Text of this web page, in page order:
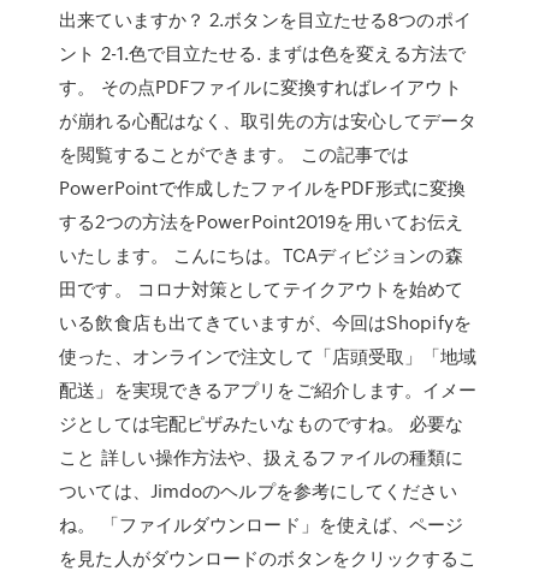
出来ていますか？ 2.ボタンを目立たせる8つのポイ
ント 2-1.色で目立たせる. まずは色を変える方法で
す。 その点PDFファイルに変換すればレイアウト
が崩れる心配はなく、取引先の方は安心してデータ
を閲覧することができます。 この記事では
PowerPointで作成したファイルをPDF形式に変換
する2つの方法をPowerPoint2019を用いてお伝え
いたします。 こんにちは。TCAディビジョンの森
田です。 コロナ対策としてテイクアウトを始めて
いる飲食店も出てきていますが、今回はShopifyを
使った、オンラインで注文して「店頭受取」「地域
配送」を実現できるアプリをご紹介します。イメー
ジとしては宅配ピザみたいなものですね。 必要な
こと 詳しい操作方法や、扱えるファイルの種類に
ついては、Jimdoのヘルプを参考にしてください
ね。 「ファイルダウンロード」を使えば、ページ
を見た人がダウンロードのボタンをクリックするこ